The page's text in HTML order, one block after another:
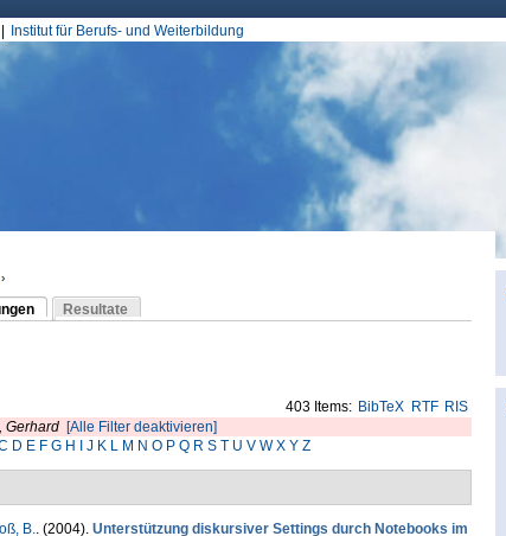
Institut für Berufs- und Weiterbildung
Resultate
403 Items: BibTeX RTF RIS
Gerhard [Alle Filter deaktivieren]
D E F G H J K L M N O P Q R S T U V W X Y Z
B.. (2004). Unterstützung diskursiver Settings durch Notebooks im